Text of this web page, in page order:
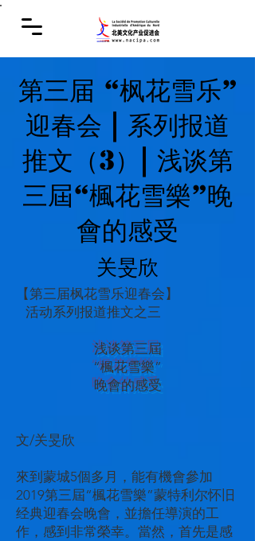
第三届 “枫花雪乐”
迎春会 | 系列报道
推文（3）| 浅谈第
三屆“楓花雪樂”晚
會的感受
关旻欣
【第三届枫花雪乐迎春会】
活动系列报道推文之三
浅谈第三屆
“楓花雪樂”
晚會的感受
文/关旻欣
來到蒙城5個多月，能有機會參加
2019第三屆“楓花雪樂”蒙特利尔怀旧
经典迎春会晚會，並擔任導演的工
作，感到非常榮幸。當然，首先是感